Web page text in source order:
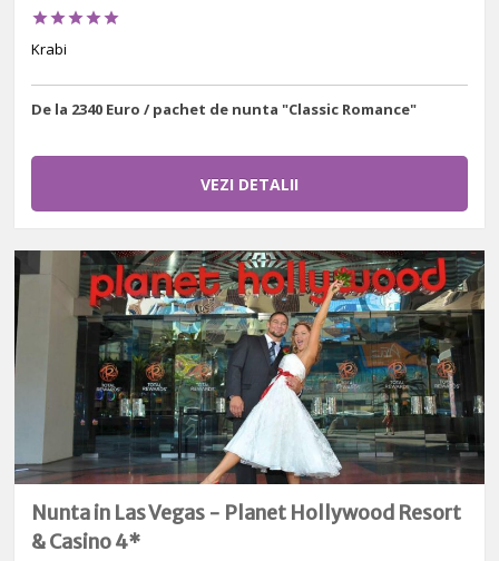

Krabi
De la 2340 Euro / pachet de nunta "Classic Romance"
VEZI DETALII
Nunta in Las Vegas - Planet Hollywood Resort
& Casino 4*